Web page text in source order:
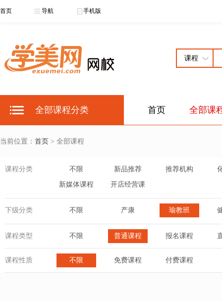
首页 导航 手机版
全部课程分类 首页 全部课
当前位置： 首页 > 全部课程
课程分类 不限 新品推荐 推荐机构
新媒体课程 开店经营课
下级分类 不限 产康 瑜教班
课程类型 不限 普通课程 报名课程
课程性质 不限 免费课程 付费课程